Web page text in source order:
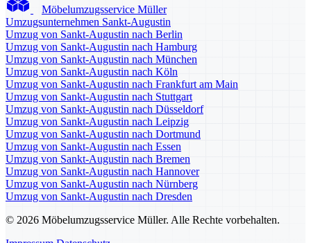
Möbelumzugsservice Müller
Umzugsunternehmen Sankt-Augustin
Umzug von Sankt-Augustin nach Berlin
Umzug von Sankt-Augustin nach Hamburg
Umzug von Sankt-Augustin nach München
Umzug von Sankt-Augustin nach Köln
Umzug von Sankt-Augustin nach Frankfurt am Main
Umzug von Sankt-Augustin nach Stuttgart
Umzug von Sankt-Augustin nach Düsseldorf
Umzug von Sankt-Augustin nach Leipzig
Umzug von Sankt-Augustin nach Dortmund
Umzug von Sankt-Augustin nach Essen
Umzug von Sankt-Augustin nach Bremen
Umzug von Sankt-Augustin nach Hannover
Umzug von Sankt-Augustin nach Nürnberg
Umzug von Sankt-Augustin nach Dresden
© 2026 Möbelumzugsservice Müller. Alle Rechte vorbehalten.